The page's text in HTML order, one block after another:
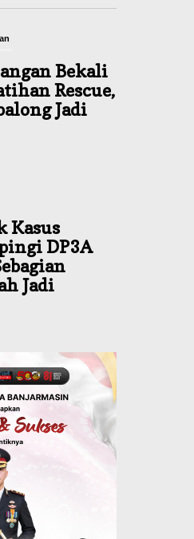
Bekali
Rescue,
Jadi
Kasus
DP3A
Jadi
Maut,